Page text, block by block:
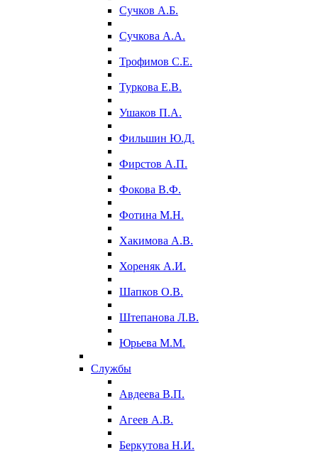
Сучков А.Б.
Сучкова А.А.
Трофимов С.Е.
Туркова Е.В.
Ушаков П.А.
Фильшин Ю.Д.
Фирстов А.П.
Фокова В.Ф.
Фотина М.Н.
Хакимова А.В.
Хореняк А.И.
Шапков О.В.
Штепанова Л.В.
Юрьева М.М.
Службы
Авдеева В.П.
Агеев А.В.
Беркутова Н.И.